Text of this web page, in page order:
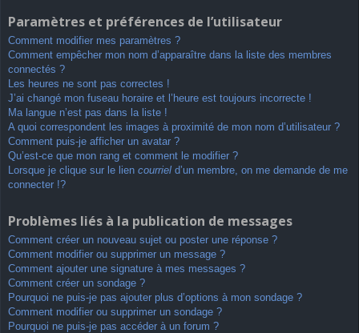
Paramètres et préférences de l’utilisateur
Comment modifier mes paramètres ?
Comment empêcher mon nom d’apparaître dans la liste des membres
connectés ?
Les heures ne sont pas correctes !
J’ai changé mon fuseau horaire et l’heure est toujours incorrecte !
Ma langue n’est pas dans la liste !
A quoi correspondent les images à proximité de mon nom d’utilisateur ?
Comment puis-je afficher un avatar ?
Qu’est-ce que mon rang et comment le modifier ?
Lorsque je clique sur le lien courriel d’un membre, on me demande de me
connecter !?
Problèmes liés à la publication de messages
Comment créer un nouveau sujet ou poster une réponse ?
Comment modifier ou supprimer un message ?
Comment ajouter une signature à mes messages ?
Comment créer un sondage ?
Pourquoi ne puis-je pas ajouter plus d’options à mon sondage ?
Comment modifier ou supprimer un sondage ?
Pourquoi ne puis-je pas accéder à un forum ?